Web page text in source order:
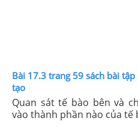
Bài 17.3 trang 59 sách bài tập
tạo
Quan sát tế bào bên và
vào thành phần nào của tế